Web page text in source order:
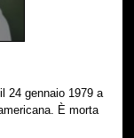
24 gennaio 1979 a
È morta